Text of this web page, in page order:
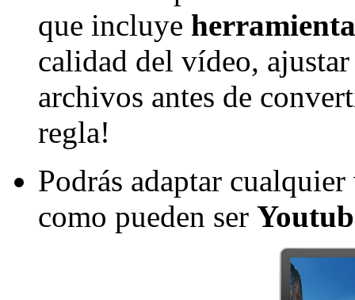
que incluye
calidad del vídeo,
archivos antes de
regla!
Podrás adaptar
como pueden ser